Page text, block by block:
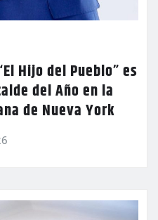
Hijo del Pueblo” es
del Año en la
de Nueva York